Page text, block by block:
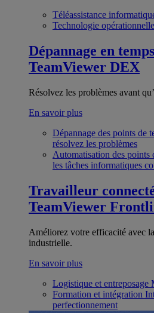
Téléassistance
Technologie opérationnelle
Dépannage en
TeamViewer DEX
Résolvez les problèmes avant
En savoir plus
Dépannage des points de
résolvez les problèmes
Automatisation des points
les tâches informatiques
Travailleur
TeamViewer
Améliorez votre efficacité avec
industrielle.
En savoir plus
Logistique et entreposage
Formation et intégration
perfectionnement